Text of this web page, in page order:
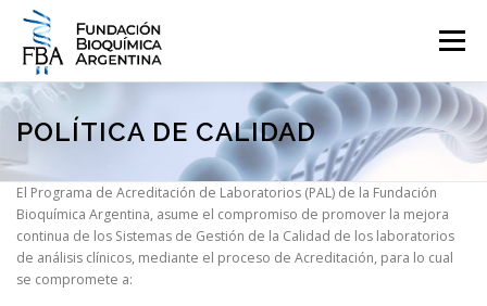
Saltar
contenido
Menú
QUIENES SOMOS PROGRAMAS EVENTOS COMUNICACIÓN
CONTACTO
POLÍTICA DE CALIDAD
El Programa de Acreditación de Laboratorios (PAL) de la Fundación
Bioquímica Argentina, asume el compromiso de promover la mejora
continua de los Sistemas de Gestión de la Calidad de los laboratorios
de análisis clínicos, mediante el proceso de Acreditación, para lo cual
se compromete a: